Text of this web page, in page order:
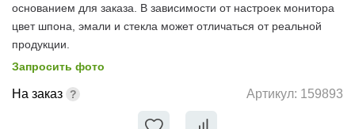
основанием для заказа. В зависимости от настроек монитора
цвет шпона, эмали и стекла может отличаться от реальной
продукции.
Запросить фото
На заказ Артикул: 159893